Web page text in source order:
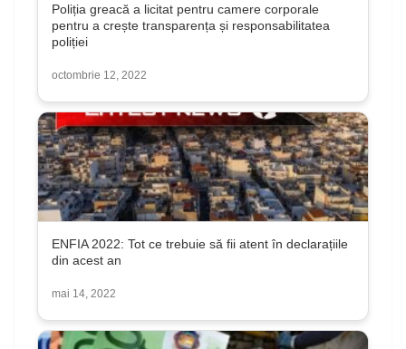
Poliția greacă a licitat pentru camere corporale
pentru a crește transparența și responsabilitatea
poliției
octombrie 12, 2022
ENFIA 2022: Tot ce trebuie să fii atent în declarațiile
din acest an
mai 14, 2022